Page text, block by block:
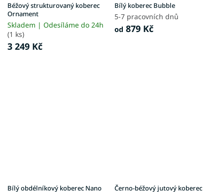
Béžový strukturovaný koberec
Ornament
Skladem | Odesíláme do 24h
(1 ks)
3 249 Kč
Bílý koberec Bubble
5-7 pracovních dnů
od 879 Kč
Bílý obdélníkový koberec Nano
Černo-béžový jutový koberec